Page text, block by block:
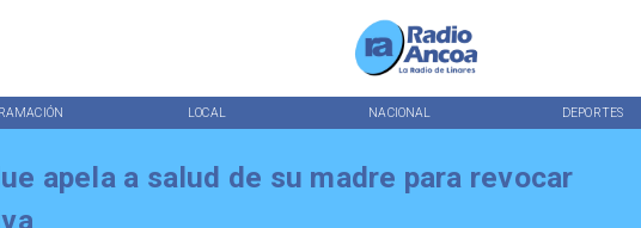
LOCAL NACIONAL DEPORTES
apela a salud de su madre para revocar